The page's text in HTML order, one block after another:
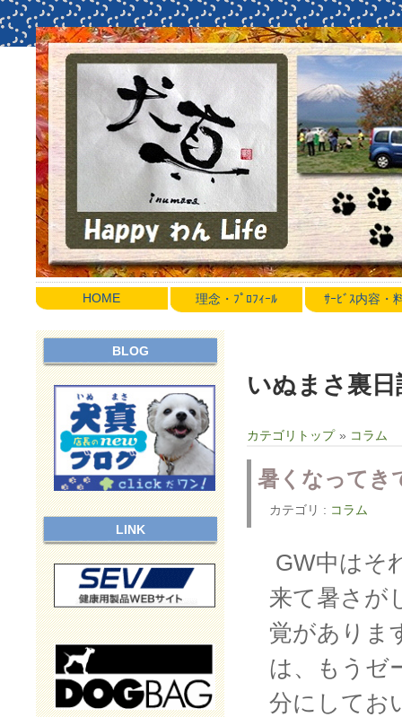
HOME 理念・ﾌﾟﾛﾌｨｰﾙ ｻｰﾋﾞｽ内容・
いぬまさ裏
カテゴリトップ » コラム
暑くなってき
カテゴリ : コラム
GW中はそ
来て暑さが
覚がありま
は、もうゼ
分にしてお
BLOG
LINK